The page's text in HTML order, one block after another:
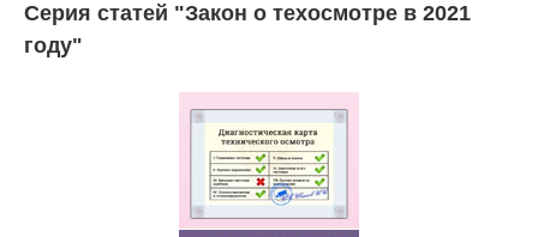
Серия статей "Закон о техосмотре в 2021
году"